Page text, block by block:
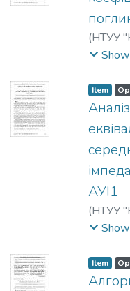
(НТУУ
Ю. А.;
Item
АУІ1
(НТУУ
Item